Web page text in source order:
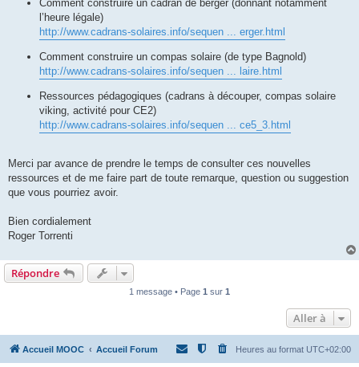
Comment construire un cadran de berger (donnant notamment
l’heure légale)
http://www.cadrans-solaires.info/sequen ... erger.html
Comment construire un compas solaire (de type Bagnold)
http://www.cadrans-solaires.info/sequen ... laire.html
Ressources pédagogiques (cadrans à découper, compas solaire
viking, activité pour CE2)
http://www.cadrans-solaires.info/sequen ... ce5_3.html
Merci par avance de prendre le temps de consulter ces nouvelles
ressources et de me faire part de toute remarque, question ou suggestion
que vous pourriez avoir.
Bien cordialement
Roger Torrenti
Répondre
1 message • Page 1 sur 1
Aller à
Accueil MOOC Accueil Forum Heures au format UTC+02:00